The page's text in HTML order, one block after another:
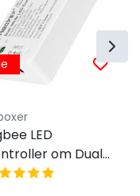
LED
om Dual
LED strips te